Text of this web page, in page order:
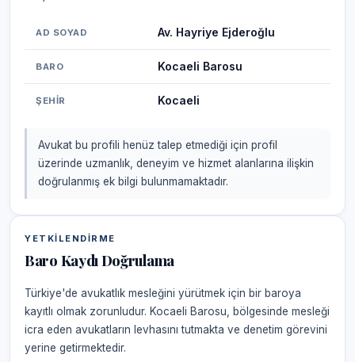
AD SOYAD Av. Hayriye Ejderoğlu
BARO Kocaeli Barosu
ŞEHIR Kocaeli
Avukat bu profili henüz talep etmediği için profil
üzerinde uzmanlık, deneyim ve hizmet alanlarına ilişkin
doğrulanmış ek bilgi bulunmamaktadır.
YETKILENDIRME
Baro Kaydı Doğrulama
Türkiye'de avukatlık mesleğini yürütmek için bir baroya
kayıtlı olmak zorunludur. Kocaeli Barosu, bölgesinde mesleği
icra eden avukatların levhasını tutmakta ve denetim görevini
yerine getirmektedir.